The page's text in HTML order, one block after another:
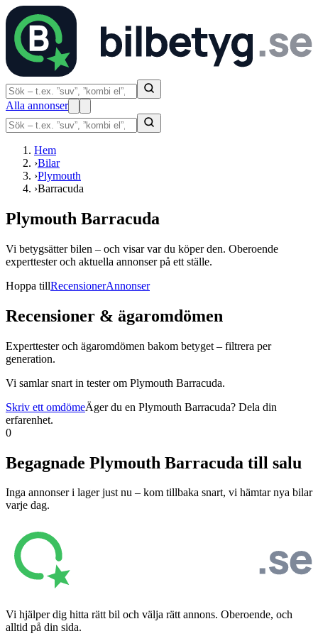
Alla annonser
Hem
›Bilar
›Plymouth
›Barracuda
Plymouth Barracuda
Vi betygsätter bilen – och visar var du köper den. Oberoende
experttester och aktuella annonser på ett ställe.
Hoppa tillRecensionerAnnonser
Recensioner & ägaromdömen
Experttester och ägaromdömen bakom betyget – filtrera per
generation.
Vi samlar snart in tester om Plymouth Barracuda.
Skriv ett omdömeÄger du en Plymouth Barracuda? Dela din
erfarenhet.
0
Begagnade Plymouth Barracuda till salu
Inga annonser i lager just nu – kom tillbaka snart, vi hämtar nya bilar
varje dag.
Vi hjälper dig hitta rätt bil och välja rätt annons. Oberoende, och
alltid på din sida.